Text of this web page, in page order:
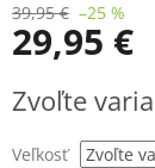
39,95 € –25 %
29,95 €
cena:
Zvoľte
Veľkosť